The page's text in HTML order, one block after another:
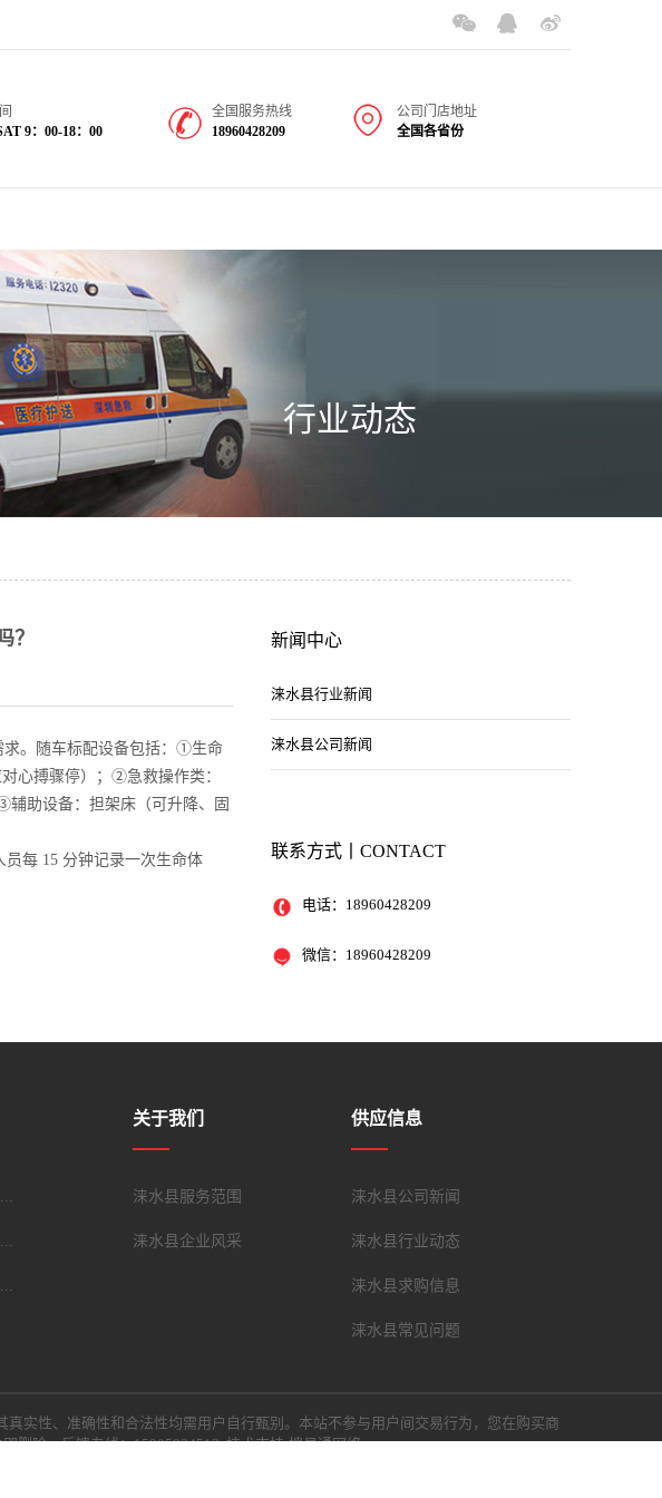
9：00-18：00
全国服务热线
18960428209
公司门店地址
全国各省份
行业动态
？
求。随车标配设备包括：①生命
心搏骤停）；②急救操作类：
辅助设备：担架床（可升降、固
每 15 分钟记录一次生命体
新闻中心
涞水县行业新闻
涞水县公司新闻
联系方式丨CONTACT
电话： 18960428209
微信： 18960428209
关于我们
涞水县服务范围
涞水县企业风采
供应信息
涞水县公司新闻
涞水县行业动态
涞水县求购信息
涞水县常见问题
实性、准确性和合法性均需用户自行甄别。本站不参与用户间交易行为，您在购买商
删除。反馈专线：15905924513 技术支持:搜易通网络